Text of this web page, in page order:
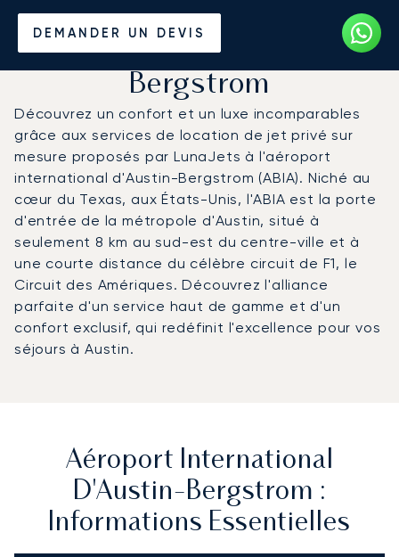
DEMANDER UN DEVIS
Louer un Jet Privé de/vers
l'Aéroport d'Austin-
Bergstrom
Découvrez un confort et un luxe incomparables
grâce aux services de location de jet privé sur
mesure proposés par LunaJets à l'aéroport
international d'Austin-Bergstrom (ABIA). Niché au
cœur du Texas, aux États-Unis, l'ABIA est la porte
d'entrée de la métropole d'Austin, situé à
seulement 8 km au sud-est du centre-ville et à
une courte distance du célèbre circuit de F1, le
Circuit des Amériques. Découvrez l'alliance
parfaite d'un service haut de gamme et d'un
confort exclusif, qui redéfinit l'excellence pour vos
séjours à Austin.
Aéroport International
D'Austin-Bergstrom :
Informations Essentielles